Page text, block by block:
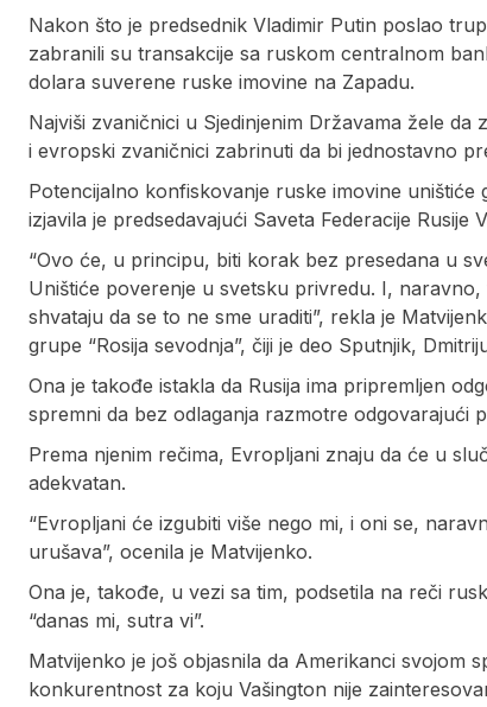
Nakon što je predsednik Vladimir Putin poslao
zabranili su transakcije sa ruskom centralnom
dolara suverene ruske imovine na Zapadu.
Najviši zvaničnici u Sjedinjenim Državama žele
i evropski zvaničnici zabrinuti da bi jednostavno
Potencijalno konfiskovanje ruske imovine
izjavila je predsedavajući Saveta Federacije Rusije
“Ovo će, u principu, biti korak bez presedana u
Uništiće poverenje u svetsku privredu. I,
shvataju da se to ne sme uraditi”, rekla je
grupe “Rosija sevodnja”, čiji je deo Sputnjik,
Ona je takođe istakla da Rusija ima pripremljen
spremni da bez odlaganja razmotre odgovarajući
Prema njenim rečima, Evropljani znaju da će u
adekvatan.
“Evropljani će izgubiti više nego mi, i oni se,
urušava”, ocenila je Matvijenko.
Ona je, takođe, u vezi sa tim, podsetila na reči
“danas mi, sutra vi”.
Matvijenko je još objasnila da Amerikanci svojom
konkurentnost za koju Vašington nije